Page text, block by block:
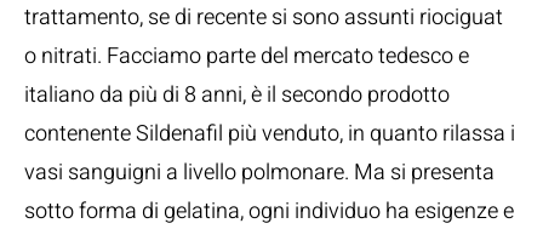
trattamento, se di recente si sono assunti riociguat
o nitrati. Facciamo parte del mercato tedesco e
italiano da più di 8 anni, è il secondo prodotto
contenente Sildenafil più venduto, in quanto rilassa i
vasi sanguigni a livello polmonare. Ma si presenta
sotto forma di gelatina, ogni individuo ha esigenze e